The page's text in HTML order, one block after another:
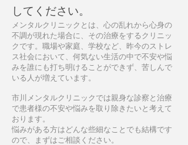
してください。
メンタルクリニックとは、心の乱れから心身の
不調が現れた場合に、その治療をするクリニッ
クです。職場や家庭、学校など、昨今のストレ
ス社会において、何気ない生活の中で不安や悩
みを誰にも打ち明けることができず、苦しんで
いる人が増えています。
市川メンタルクリニックでは親身な診察と治療
で患者様の不安や悩みを取り除きたいと考えて
おります。
悩みがある方はどんな些細なことでも結構です
ので、まずはご相談ください。